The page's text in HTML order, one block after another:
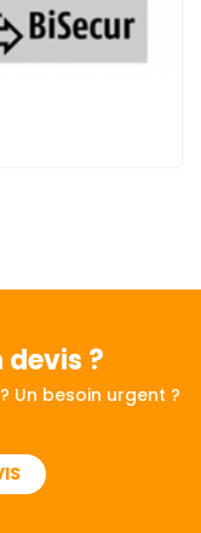
devis ?
Un besoin urgent ?